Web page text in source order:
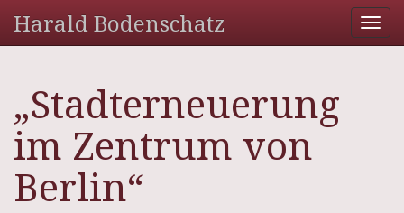
Harald Bodenschatz
„Stadterneuerung
im Zentrum von
Berlin“